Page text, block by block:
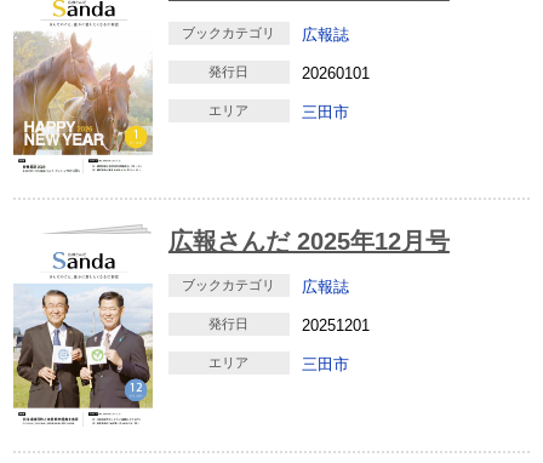
ブックカテゴリ 広報誌
発行日 20260101
エリア 三田市
広報さんだ 2025年12月号
ブックカテゴリ 広報誌
発行日 20251201
エリア 三田市